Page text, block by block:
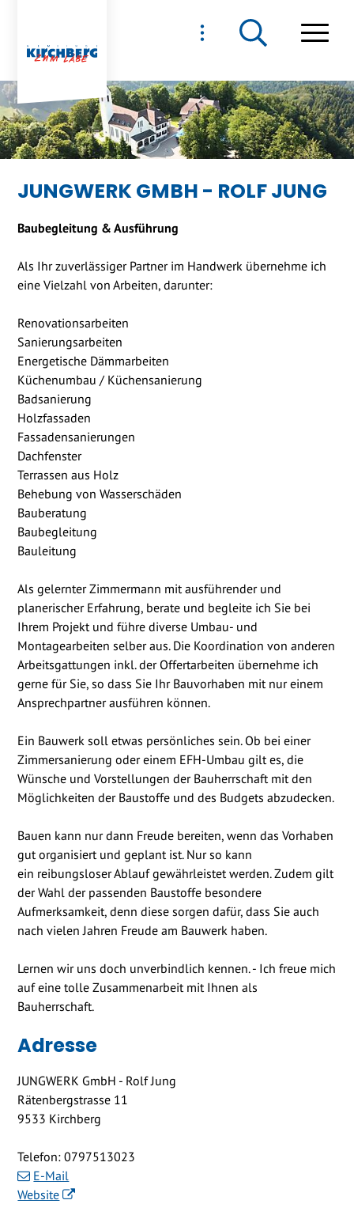
NAVIGIEREN IN
JUNGWERK GMBH - ROLF JUNG
Baubegleitung & Ausführung
Als Ihr zuverlässiger Partner im Handwerk übernehme ich
eine Vielzahl von Arbeiten, darunter:
Renovationsarbeiten
Sanierungsarbeiten
Energetische Dämmarbeiten
Küchenumbau / Küchensanierung
Badsanierung
Holzfassaden
Fassadensanierungen
Dachfenster
Terrassen aus Holz
Behebung von Wasserschäden
Bauberatung
Baubegleitung
Bauleitung
Als gelernter Zimmermann mit ausführender und
planerischer Erfahrung, berate und begleite ich Sie bei
Ihrem Projekt und führe diverse Umbau- und
Montagearbeiten selber aus. Die Koordination von anderen
Arbeitsgattungen inkl. der Offertarbeiten übernehme ich
gerne für Sie, so dass Sie Ihr Bauvorhaben mit nur einem
Ansprechpartner ausführen können.
Ein Bauwerk soll etwas persönliches sein. Ob bei einer
Zimmersanierung oder einem EFH-Umbau gilt es, die
Wünsche und Vorstellungen der Bauherrschaft mit den
Möglichkeiten der Baustoffe und des Budgets abzudecken.
Bauen kann nur dann Freude bereiten, wenn das Vorhaben
gut organisiert und geplant ist. Nur so kann
ein reibungsloser Ablauf gewährleistet werden. Zudem gilt
der Wahl der passenden Baustoffe besondere
Aufmerksamkeit, denn diese sorgen dafür, dass Sie auch
nach vielen Jahren Freude am Bauwerk haben.
Lernen wir uns doch unverbindlich kennen. - Ich freue mich
auf eine tolle Zusammenarbeit mit Ihnen als
Bauherrschaft.
Adresse
JUNGWERK GmbH - Rolf Jung
Rätenbergstrasse 11
9533 Kirchberg
Telefon:0797513023
E-Mail
Website